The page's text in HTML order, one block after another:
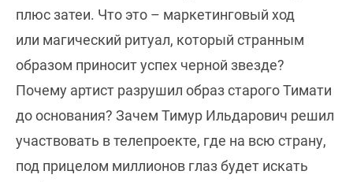
плюс затеи. Что это – маркетинговый ход
или магический ритуал, который странным
образом приносит успех черной звезде?
Почему артист разрушил образ старого Тимати
до основания? Зачем Тимур Ильдарович решил
участвовать в телепроекте, где на всю страну,
под прицелом миллионов глаз будет искать